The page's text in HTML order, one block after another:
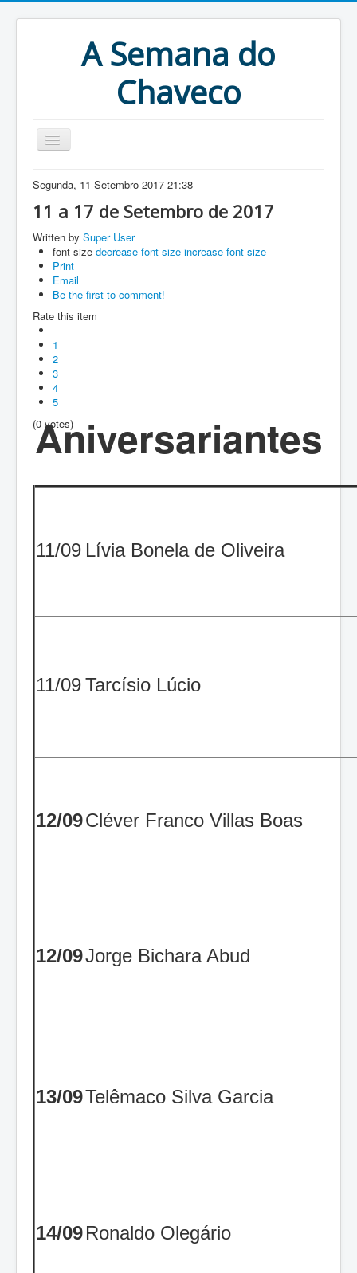
A Semana do
Chaveco
Home
Anteriores
Antigonas
Segunda, 11 Setembro 2017 21:38
11 a 17 de Setembro de 2017
Written by Super User
font size decrease font size increase font size
Print
Email
Be the first to comment!
Rate this item
1
2
3
4
5
(0 votes)
Aniversariantes
11/09 Lívia Bonela de Oliveira
11/09Tarcísio Lúcio
12/09Cléver Franco Villas Boas
12/09Jorge Bichara Abud
13/09Telêmaco Silva Garcia
14/09Ronaldo Olegário